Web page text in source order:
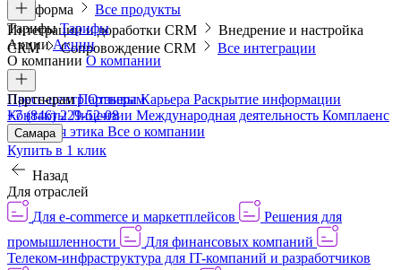
платформа
Все продукты
Интеграции и доработки CRM
Внедрение и настройка
CRM
Сопровождение CRM Все интеграции
ТарифыТарифы
АкцииАкции
О компании О компании
Пресс-центрОтзывыКарьера Раскрытие информации
КонтактыЛицензии Международная деятельность Комплаенс
и деловая этика Все о компании
ПартнерамПартнерам
+7 (846) 229-52-08
Самара
Купить в 1 клик
Назад
Для отраслей
Для e-commerce и маркетплейсов
Решения для
промышленности
Для финансовых компаний
Телеком-инфраструктура для IT-компаний и разработчиков